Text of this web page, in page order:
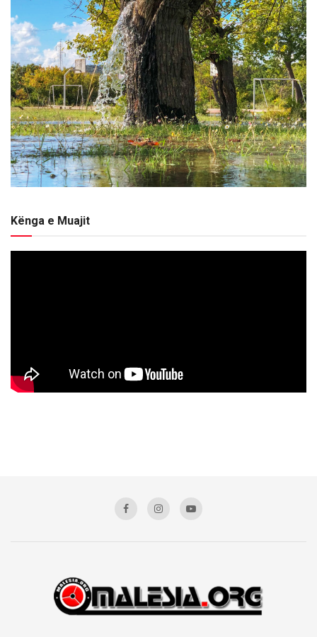
Kënga e Muajit